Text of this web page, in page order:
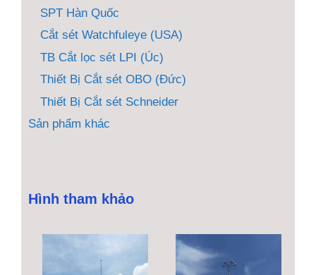
SPT Hàn Quốc
Cắt sét Watchfuleye (USA)
TB Cắt lọc sét LPI (Úc)
Thiết Bị Cắt sét OBO (Đức)
Thiết Bị Cắt sét Schneider
Sản phẩm khác
Hình tham khảo